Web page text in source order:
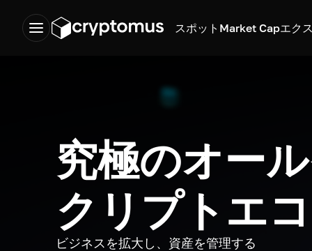
スポット Market Capエク
究極のオー
クリプトエ
ビジネスを拡大し、資産を管理する